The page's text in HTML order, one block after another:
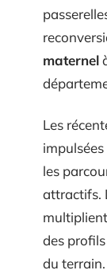
maternel
Les
les
attractifs.
des
du terrain.